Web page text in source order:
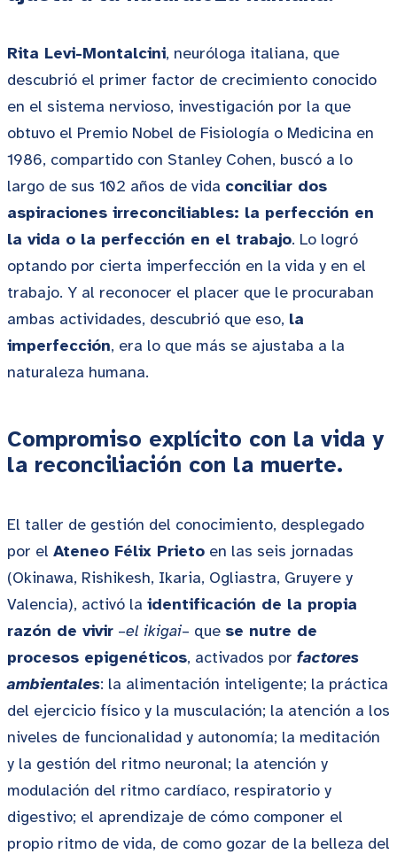
Rita Levi-Montalcini, neuróloga italiana, que
descubrió el primer factor de crecimiento conocido
en el sistema nervioso, investigación por la que
obtuvo el Premio Nobel de Fisiología o Medicina en
1986, compartido con Stanley Cohen, buscó a lo
largo de sus 102 años de vida conciliar dos
aspiraciones irreconciliables: la perfección en
la vida o la perfección en el trabajo. Lo logró
optando por cierta imperfección en la vida y en el
trabajo. Y al reconocer el placer que le procuraban
ambas actividades, descubrió que eso, la
imperfección, era lo que más se ajustaba a la
naturaleza humana.
Compromiso explícito con la vida y
la reconciliación con la muerte.
El taller de gestión del conocimiento, desplegado
por el Ateneo Félix Prieto en las seis jornadas
(Okinawa, Rishikesh, Ikaria, Ogliastra, Gruyere y
Valencia), activó la identificación de la propia
razón de vivir –el ikigai– que se nutre de
procesos epigenéticos, activados por factores
ambientales: la alimentación inteligente; la práctica
del ejercicio físico y la musculación; la atención a los
niveles de funcionalidad y autonomía; la meditación
y la gestión del ritmo neuronal; la atención y
modulación del ritmo cardíaco, respiratorio y
digestivo; el aprendizaje de cómo componer el
propio ritmo de vida, de como gozar de la belleza del